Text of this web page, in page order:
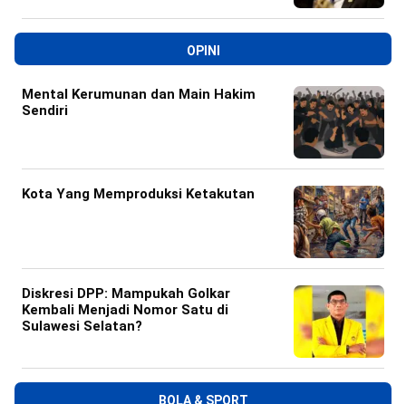
OPINI
Mental Kerumunan dan Main Hakim
Sendiri
Kota Yang Memproduksi Ketakutan
Diskresi DPP: Mampukah Golkar
Kembali Menjadi Nomor Satu di
Sulawesi Selatan?
BOLA & SPORT